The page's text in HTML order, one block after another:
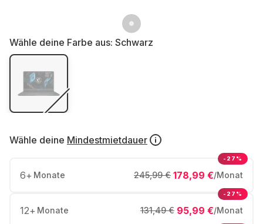
Wähle deine Farbe aus: Schwarz
Wähle deine Mindestmietdauer
6+ Monate 178,99 €/Monat
245,99 €
-27%
12+ Monate 95,99 €/Monat
131,49 €
-27%